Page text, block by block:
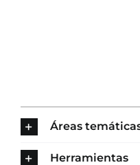
Áreas
Herramientas